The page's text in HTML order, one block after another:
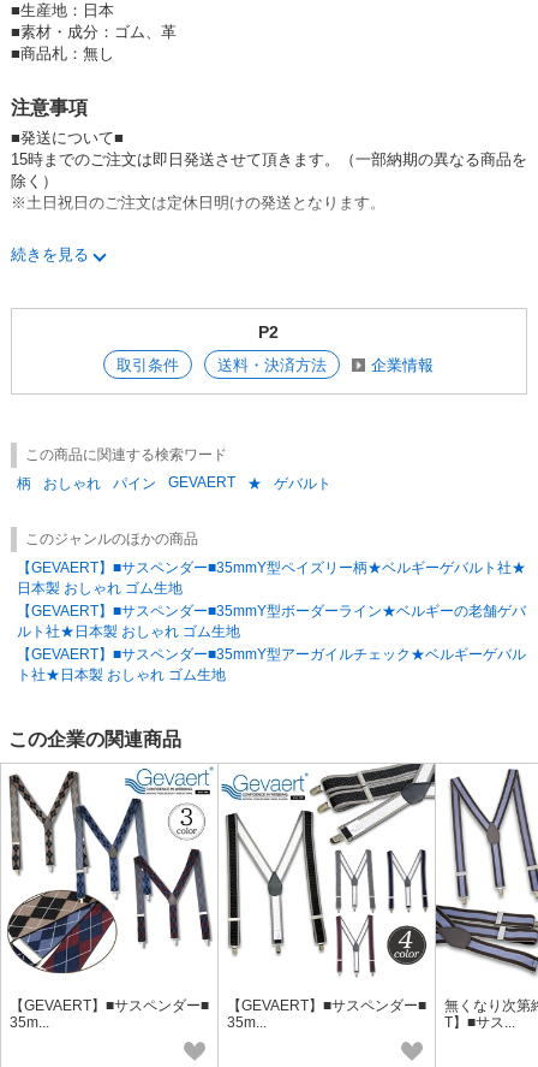
■生産地：日本
■素材・成分：ゴム、革
■商品札：無し
注意事項
■発送について■
15時までのご注文は即日発送させて頂きます。（一部納期の異なる商品を
除く）
※土日祝日のご注文は定休日明けの発送となります。
■在庫について■
在庫管理には充分な注意をしておりますが、一般卸と在庫を共有しており
システム上での在庫調整の更新に時間がかかり、
ご注文頂いた後に商品完売のご連絡（メール）をさせていただく場合もご
誠に申し訳ございませんが、ご了承のほどよろしくお願い致します。
1点から発送させて頂きます。
ご発注頂ける数量によって掛け率は変更致しますので、お気軽にご相談下
さい。
■返品交換について■
商品到着後、数量および破損品等の検品をお願いいたします。
1週間をすぎました場合返品をお受けできない場合がございますので御了
承ください。
尚、エンドユーザーに届いてからの不良品の交換は致しかねます。
続きを見る
P2
取引条件 送料・決済方法 企業情報
この商品に関連する検索ワード
柄
おしゃれ パイン GEVAERT ★ ゲバルト
このジャンルのほかの商品
【GEVAERT】■サスペンダー■35mmY型ペイズリー柄★ベルギーゲバルト社★
日本製 おしゃれ ゴム生地
【GEVAERT】■サスペンダー■35mmY型ボーダーライン★ベルギーの老舗ゲバ
ルト社★日本製 おしゃれ ゴム生地
【GEVAERT】■サスペンダー■35mmY型アーガイルチェック★ベルギーゲバル
ト社★日本製 おしゃれ ゴム生地
この企業の関連商品
【GEVAERT】■サスペンダー■
35m...
【GEVAERT】■サスペンダー■
35m...
無くなり次第
T】■サス...